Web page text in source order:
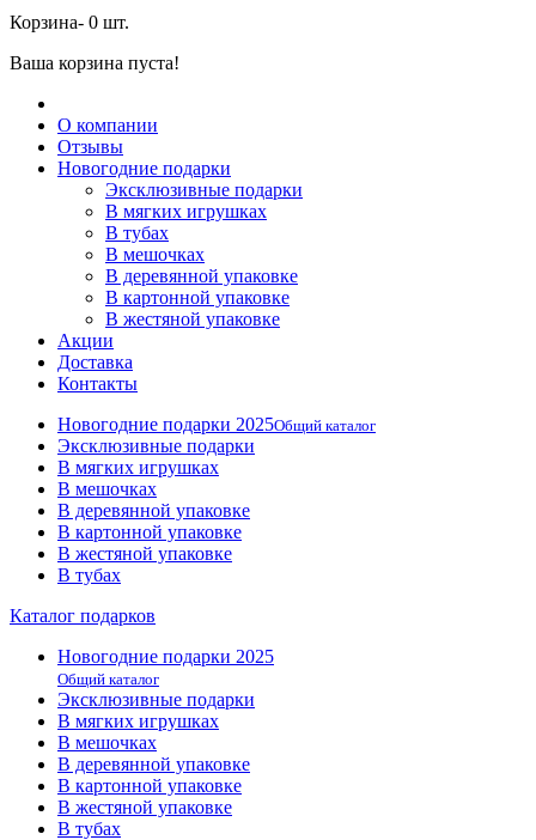
Корзина- 0 шт.
Ваша корзина пуста!
О компании
Отзывы
Новогодние подарки
Эксклюзивные подарки
В мягких игрушках
В тубах
В мешочках
В деревянной упаковке
В картонной упаковке
В жестяной упаковке
Акции
Доставка
Контакты
Новогодние подарки 2025Общий каталог
Эксклюзивные подарки
В мягких игрушках
В мешочках
В деревянной упаковке
В картонной упаковке
В жестяной упаковке
В тубах
Каталог подарков
Новогодние подарки 2025
Общий каталог
Эксклюзивные подарки
В мягких игрушках
В мешочках
В деревянной упаковке
В картонной упаковке
В жестяной упаковке
В тубах